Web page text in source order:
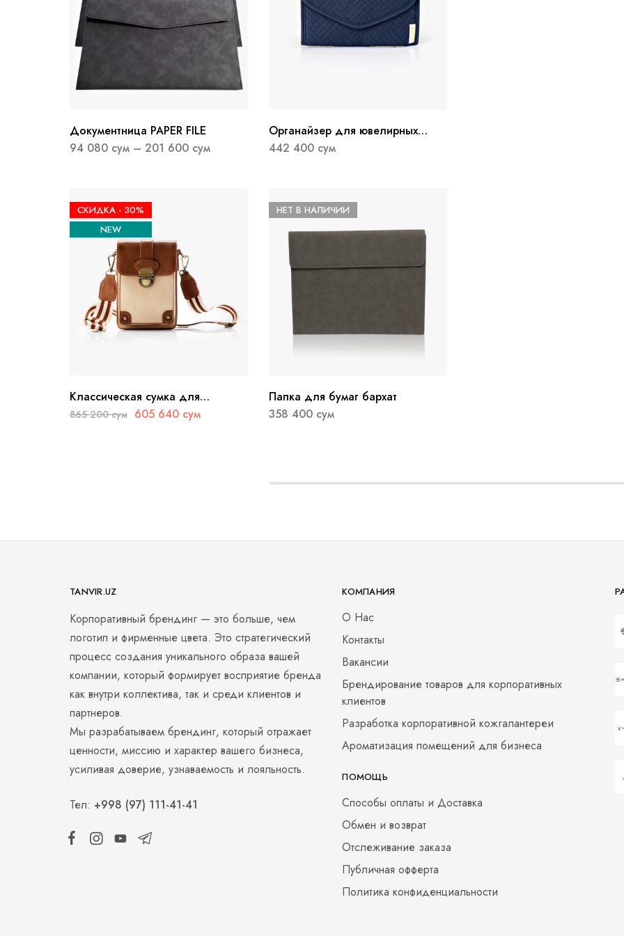
Документница PAPER FILE
94 080 сум – 201 600 сум
Органайзер для ювелирных
украшений средний Peri
442 400 сум
СКИДКА - 30%
NEW
Классическая сумка для
телефонов MEGAN
865 200сум 605 640 сум
НЕТ В НАЛИЧИИ
Папка для бумаг бархат
358 400 сум
TANVIR.UZ
Корпоративный брендинг — это больше, чем
логотип и фирменные цвета. Это стратегический
процесс создания уникального образа вашей
компании, который формирует восприятие бренда
как внутри коллектива, так и среди клиентов и
партнеров.
Мы разрабатываем брендинг, который отражает
ценности, миссию и характер вашего бизнеса,
усиливая доверие, узнаваемость и лояльность.
Тел: +998 (97) 111-41-41
КОМПАНИЯ
О Нас
Контакты
Вакансии
Брендирование товаров для корпоративных
клиентов
Разработка корпоративной кожгалантереи
Ароматизация помещений для бизнеса
ПОМОЩЬ
Способы оплаты и Доставка
Обмен и возврат
Отслеживание заказа
Публичная офферта
Политика конфиденциальности